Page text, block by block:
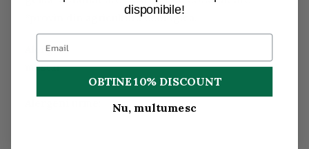
*provin din agricultura ecologica.
Alergeni
mustar
disponibile!
OBTINE 10% DISCOUNT
Nu, multumesc